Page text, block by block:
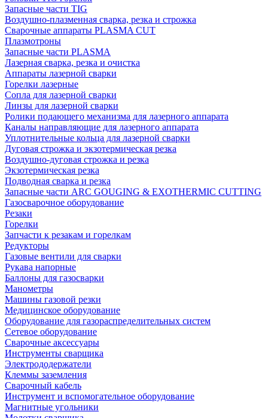
Запасные части TIG
Воздушно-плазменная сварка, резка и строжка
Сварочные аппараты PLASMA CUT
Плазмотроны
Запасные части PLASMA
Лазерная сварка, резка и очистка
Аппараты лазерной сварки
Горелки лазерные
Сопла для лазерной сварки
Линзы для лазерной сварки
Ролики подающего механизма для лазерного аппарата
Каналы направляющие для лазерного аппарата
Уплотнительные кольца для лазерной сварки
Дуговая строжка и экзотермическая резка
Воздушно-дуговая строжка и резка
Экзотермическая резка
Подводная сварка и резка
Запасные части ARC GOUGING & EXOTHERMIC CUTTING
Газосварочное оборудование
Резаки
Горелки
Запчасти к резакам и горелкам
Редукторы
Газовые вентили для сварки
Рукава напорные
Баллоны для газосварки
Манометры
Машины газовой резки
Медицинское оборудование
Оборудование для газораспределительных систем
Сетевое оборудование
Сварочные аксессуары
Инструменты сварщика
Электрододержатели
Клеммы заземления
Сварочный кабель
Инструмент и вспомогательное оборудование
Магнитные угольники